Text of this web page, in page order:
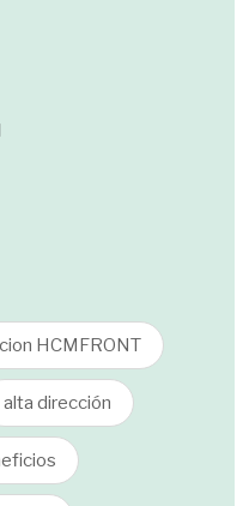
HCMFRONT
alta dirección